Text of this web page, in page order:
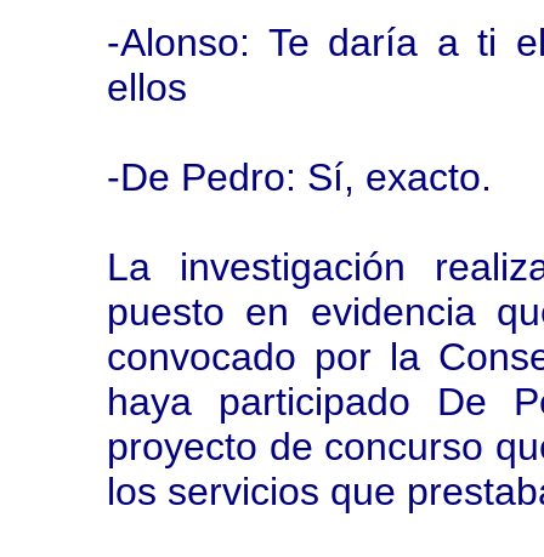
-Alonso: Te daría a ti
ellos
-De Pedro: Sí, exacto.
La investigación
puesto en evidencia
convocado por la
haya participado De
proyecto de concurso
los servicios que